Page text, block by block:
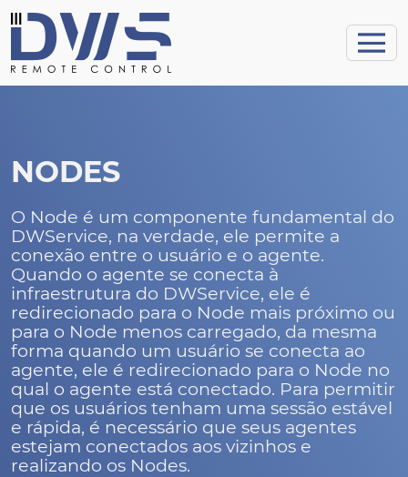
NODES
O Node é um componente fundamental do
DWService, na verdade, ele permite a
conexão entre o usuário e o agente.
Quando o agente se conecta à
infraestrutura do DWService, ele é
redirecionado para o Node mais próximo ou
para o Node menos carregado, da mesma
forma quando um usuário se conecta ao
agente, ele é redirecionado para o Node no
qual o agente está conectado. Para permitir
que os usuários tenham uma sessão estável
e rápida, é necessário que seus agentes
estejam conectados aos vizinhos e
realizando os Nodes.